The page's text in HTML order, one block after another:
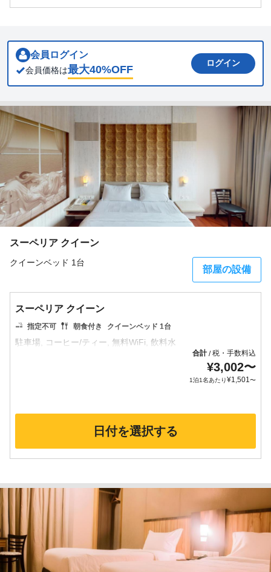
会員ログイン
会員価格は最大40%OFF
ログイン
スーペリア クイーン
クイーンベッド 1台
部屋の設備
スーペリア クイーン
指定不可 朝食付き クイーンベッド 1台
合計/税・手数料込
¥3,002〜
1泊1名あたり¥1,501〜
日付を選択する